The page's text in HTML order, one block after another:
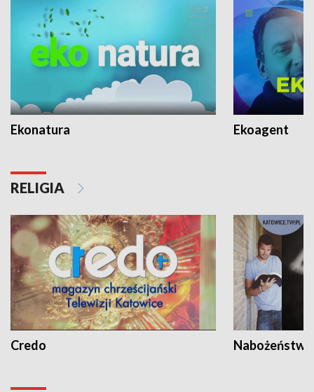
Ekonatura Ekoagent
RELIGIA
Credo